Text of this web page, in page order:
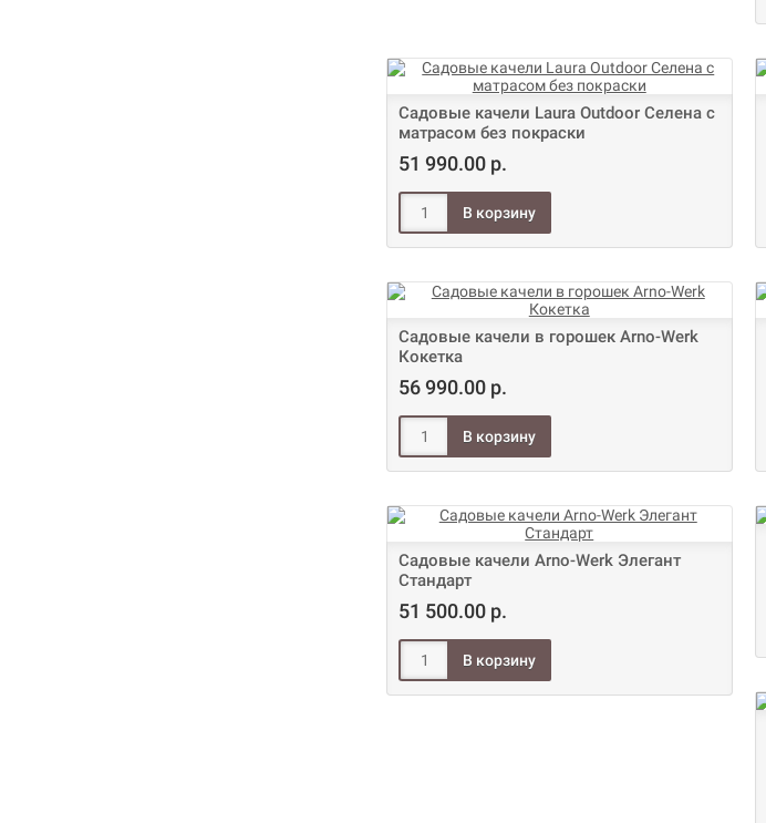
Садовые качели Laura Outdoor Селена с
матрасом без покраски
51 990.00 р.
Садовые качели в горошек Arno-Werk
Кокетка
56 990.00 р.
Садовые качели Arno-Werk Элегант
Стандарт
51 500.00 р.